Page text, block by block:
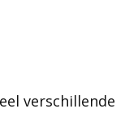
verschillende